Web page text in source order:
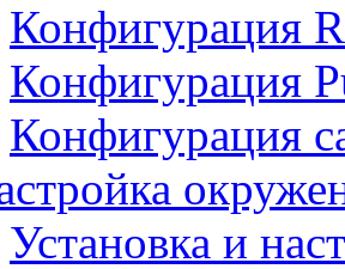
Конфигурация
Конфигурация
Конфигурация
Установка и